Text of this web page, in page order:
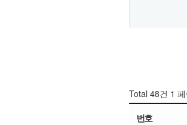
Total 48건 1
번호